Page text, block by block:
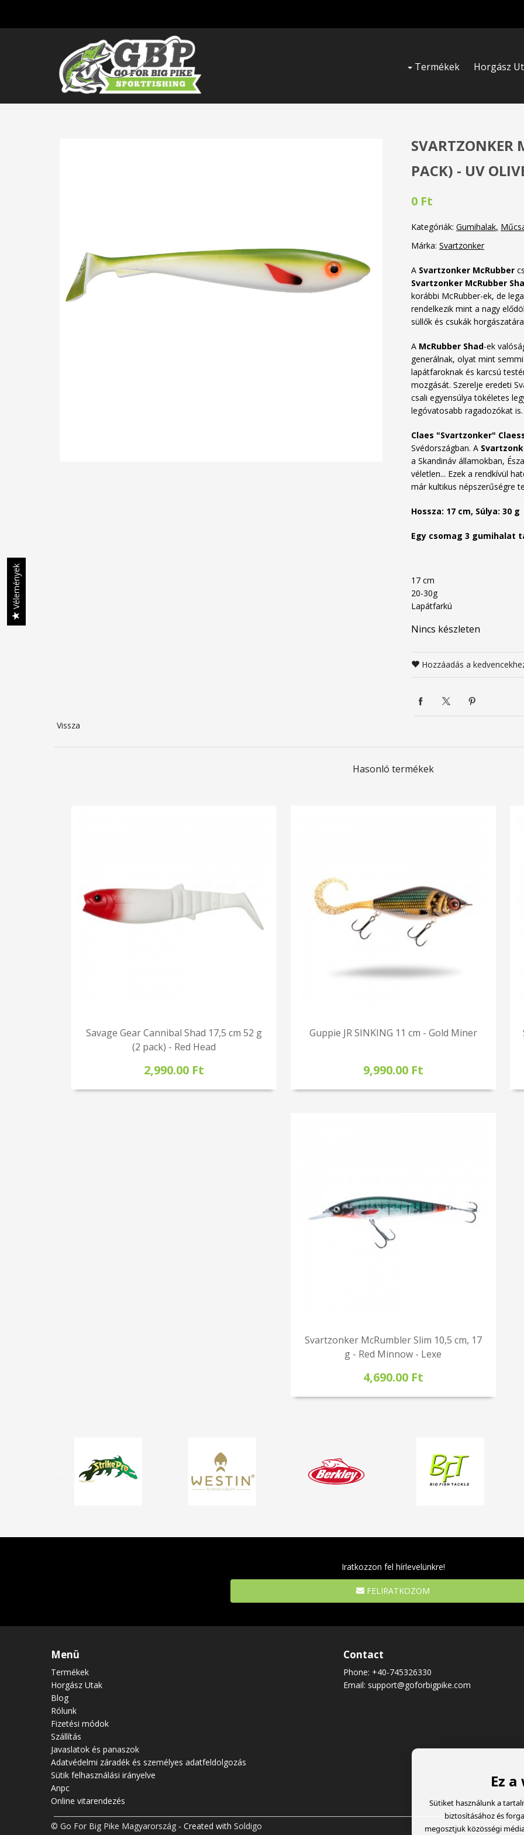
Termékek Horgász
SVARTZONKER
PACK) - UV
0 Ft
Kategóriák: Gumihalak
Márka: Svartzonker
A Svartzonker McRubber
Svartzonker McRubber
korábbi McRubber-ek, de
rendelkezik mint a nagy
süllők és csukák
A McRubber Shad-ek
generálnak, olyat mint
lapátfaroknak és karcsú
mozgását. Szerelje eredeti
csali egyensúlya tökéletes
legóvatosabb ragadozókat is.
Claes "Svartzonker"
Svédországban. A
a Skandináv államokban,
véletlen... Ezek a rendkívül
már kultikus népszerűségre
Hossza: 17 cm, Súlya: 30 g
Egy csomag 3 gumihalat
17 cm
20-30g
Lapátfarkú
Nincs készleten
Hozzáadás a
Vissza
Hasonló termékek
Savage Gear Cannibal Shad 17,5 cm 52 g
(2 pack) - Red Head
2,990.00 Ft
Guppie JR SINKING 11 cm - Gold Miner
9,990.00 Ft
Svartzonker McRumbler Slim 10,5 cm, 17
g - Red Minnow - Lexe
4,690.00 Ft
Iratkozzon fel hírlevelünkre!
FELIRATKOZOM
Menü
Termékek
Horgász Utak
Blog
Rólunk
Fizetési módok
Szállítás
Javaslatok és panaszok
Adatvédelmi záradék és személyes adatfeldolgozás
Sütik felhasználási irányelve
Anpc
Online vitarendezés
Contact
Phone: +40-745326330
Email: support@goforbigpike.com
© Go For Big Pike Magyarország - Created with Soldigo
Vélemények
Ez
Sütiket használunk a
biztosításához és
megosztjuk közösségi